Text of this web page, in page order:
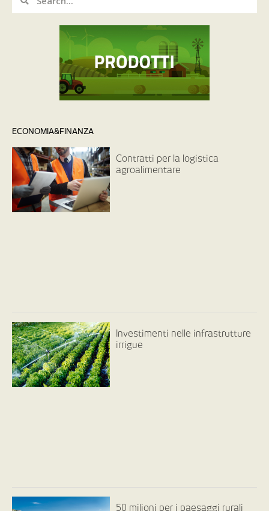
ECONOMIA&FINANZA
Contratti per la logistica
agroalimentare
Investimenti nelle infrastrutture
irrigue
50 milioni per i paesaggi rurali